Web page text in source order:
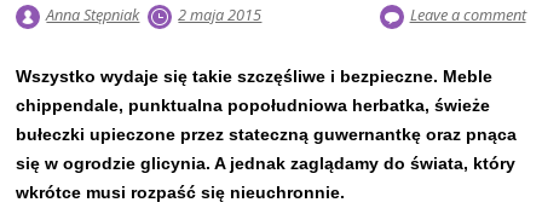
Anna Stępniak 2 maja 2015 Leave a comment
Wszystko wydaje się takie szczęśliwe i bezpieczne. Meble
chippendale, punktualna popołudniowa herbatka, świeże
bułeczki upieczone przez stateczną guwernantkę oraz pnąca
się w ogrodzie glicynia. A jednak zaglądamy do świata, który
wkrótce musi rozpaść się nieuchronnie.